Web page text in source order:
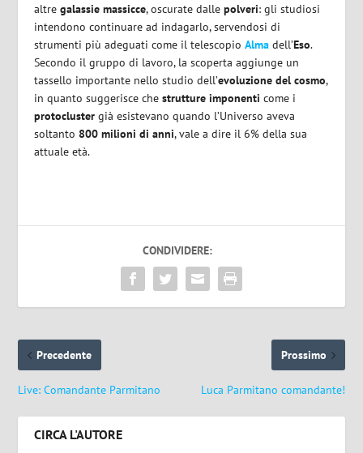
altre galassie massicce, oscurate dallepolveri: gli studiosi
intendono continuare ad indagarlo, servendosi di
strumenti più adeguati come il telescopioAlma dell’Eso.
Secondo il gruppo di lavoro, la scoperta aggiunge un
tassello importante nello studio dell’evoluzione del cosmo,
in quanto suggerisce chestrutture imponenti come i
protocluster già esistevano quando l’Universo aveva
soltanto 800 milioni di anni, vale a dire il 6% della sua
attuale età.
CONDIVIDERE:
Precedente
Live: Comandante Parmitano
Prossimo
Luca Parmitano comandante!
CIRCA L'AUTORE